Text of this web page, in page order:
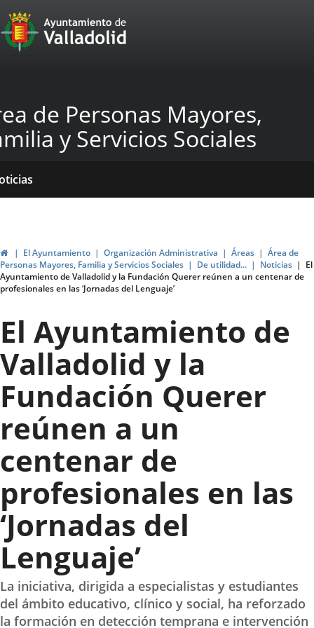
Portal
Web
Ayuntamiento
de
Valladolid
de Personas Mayores,
y Servicios Sociales
InicioEl Ayuntamiento Organización Administrativa Áreas
Área de
Personas Mayores, Familia y Servicios Sociales
De utilidad... Noticias
El
Ayuntamiento de Valladolid y la Fundación Querer reúnen a un centenar de
profesionales en las ‘Jornadas del Lenguaje’
El Ayuntamiento de
Valladolid y la
Fundación Querer
reúnen a un
centenar de
profesionales en las
‘Jornadas del
Lenguaje’
La iniciativa, dirigida a especialistas y estudiantes
del ámbito educativo, clínico y social, ha reforzado
la formación en detección temprana e intervención